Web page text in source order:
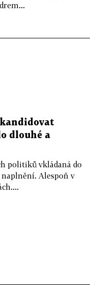
dlouhé a
politiků vkládaná do
naplnění. Alespoň v